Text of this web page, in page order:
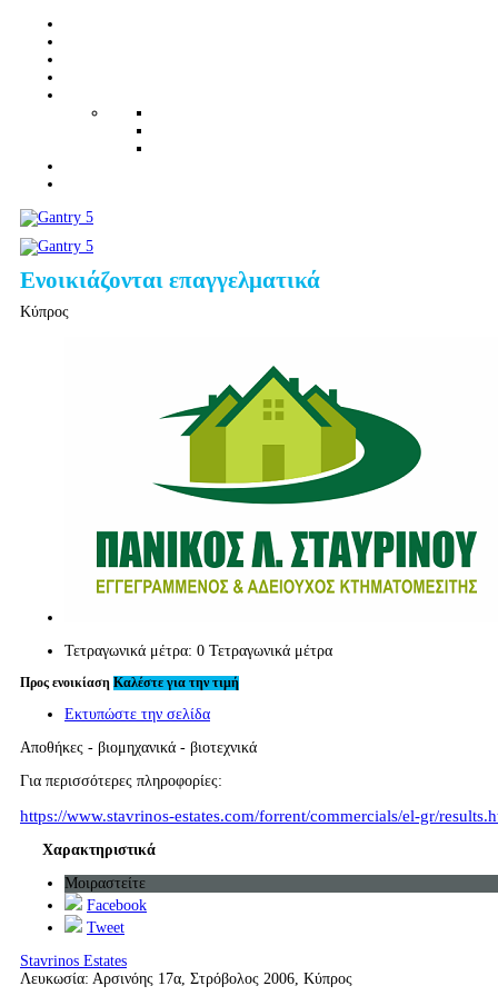
Ενοικιάζονται επαγγελματικά
Κύπρος
Τετραγωνικά μέτρα: 0 Τετραγωνικά μέτρα
Προς ενοικίαση Καλέστε για την τιμή
Εκτυπώστε την σελίδα
Αποθήκες - βιομηχανικά - βιοτεχνικά
Για περισσότερες πληροφορίες:
https://www.stavrinos-estates.com/forrent/commercials/el-gr/
Χαρακτηριστικά
Μοιραστείτε
Facebook
Tweet
Stavrinos Estates
Λευκωσία: Αρσινόης 17α, Στρόβολος 2006, Κύπρος